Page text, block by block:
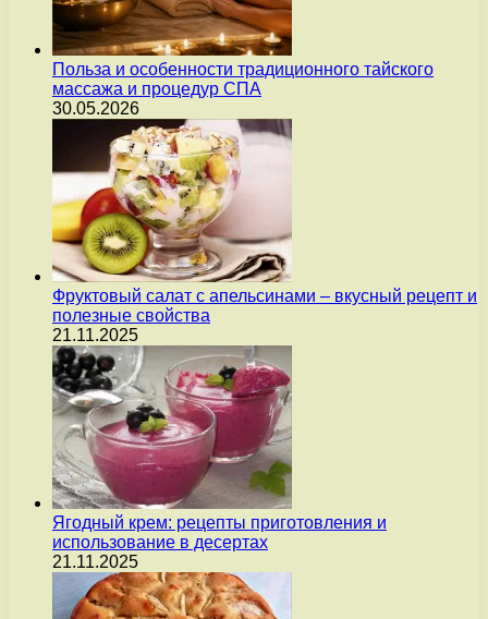
Польза и особенности традиционного тайского
массажа и процедур СПА
30.05.2026
Фруктовый салат с апельсинами – вкусный рецепт и
полезные свойства
21.11.2025
Ягодный крем: рецепты приготовления и
использование в десертах
21.11.2025